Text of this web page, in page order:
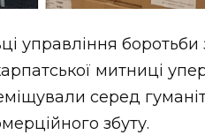
управління
митниці
серед
збуту.